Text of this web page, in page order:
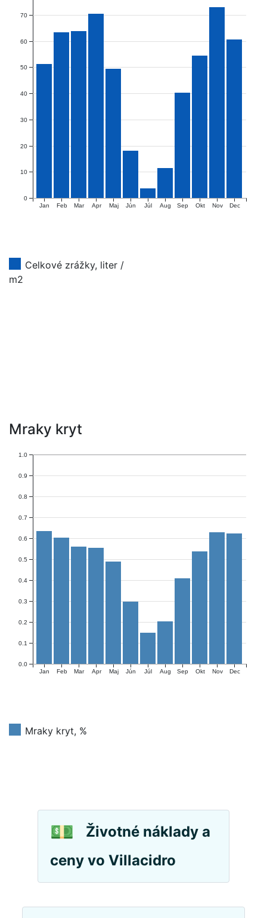
Jan Feb Mar Apr Maj Jún Júl Aug Sep Okt Nov Dec
0
10
20
30
40
50
60
70
Celkové zrážky, liter /
m2
Mraky kryt
Jan Feb Mar Apr Maj Jún Júl Aug Sep Okt Nov Dec
0.0
0.1
0.2
0.3
0.4
0.5
0.6
0.7
0.8
0.9
1.0
Mraky kryt, %
💵
Životné náklady a
ceny vo Villacidro